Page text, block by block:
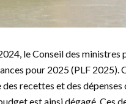
le Conseil des ministres
pour 2025 (PLF 2025).
recettes et des dépenses
est ainsi dégagé. Ces